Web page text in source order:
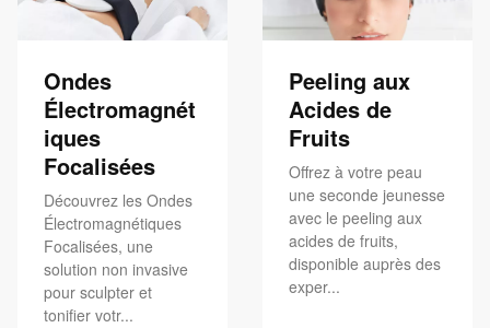
Ondes
Électromagnét
iques
Focalisées
Découvrez les Ondes
Électromagnétiques
Focalisées, une
solution non invasive
pour sculpter et
tonifier votr...
Peeling aux
Acides de
Fruits
Offrez à votre peau
une seconde jeunesse
avec le peeling aux
acides de fruits,
disponible auprès des
exper...